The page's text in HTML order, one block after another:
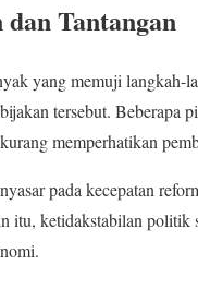
Tantangan
yang memuji langkah-
tersebut. Beberapa
memperhatikan
pada kecepatan
itu, ketidakstabilan politik